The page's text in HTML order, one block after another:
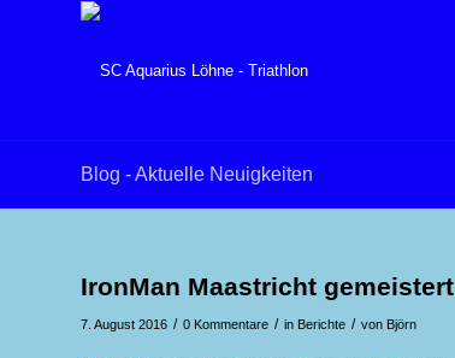
Blog - Aktuelle Neuigkeiten
IronMan Maastricht gemeistert
7. August 2016 / 0 Kommentare / in Berichte / von Björn